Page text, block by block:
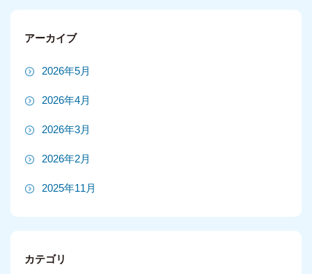
アーカイブ
2026年5月
2026年4月
2026年3月
2026年2月
2025年11月
カテゴリ